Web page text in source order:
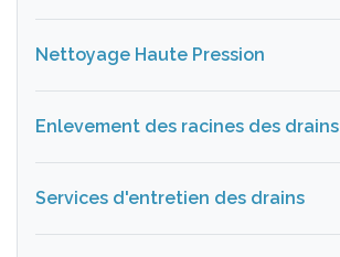
Nettoyage Haute Pression
Enlevement des racines des drains
Services d'entretien des drains